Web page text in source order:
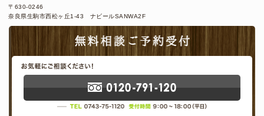
〒630-0246
奈良県生駒市西松ヶ丘1-43 ナビールSANWA2F